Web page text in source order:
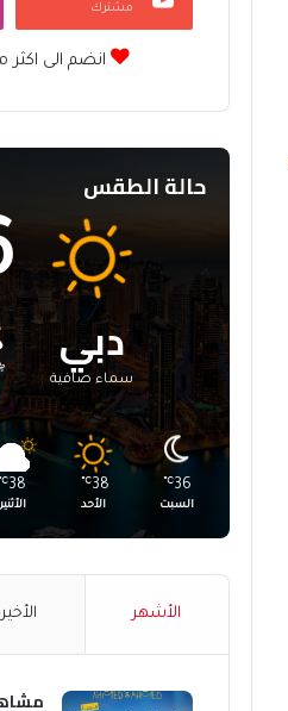
مشترك
انضم الى
حالة الطقس
دبي
سماء صافية
36
℃
السبت
38
℃
الأحد
38
℃
الأشهر